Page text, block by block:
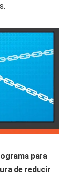
para
de reducir